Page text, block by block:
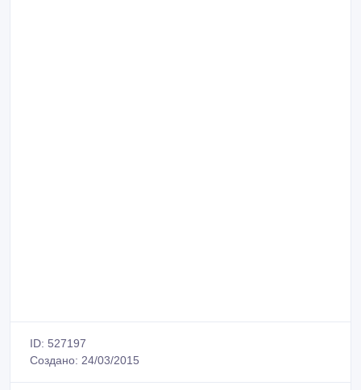
ID: 527197
Создано: 24/03/2015